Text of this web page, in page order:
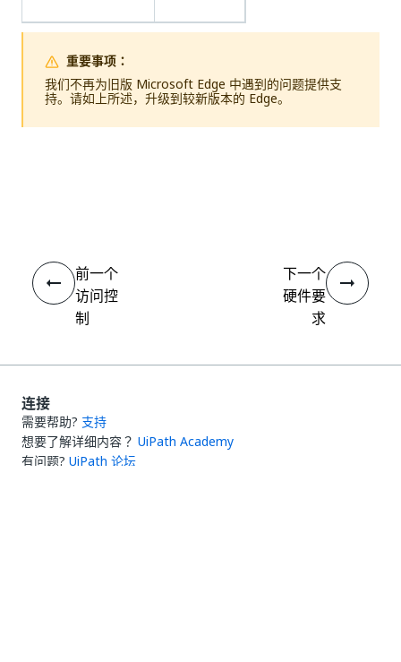
重要事项：
我们不再为旧版 Microsoft Edge 中遇到的问题提供支
持。请如上所述，升级到较新版本的 Edge。
前一个
访问控
制
下一个
硬件要
求
连接
需要帮助? 支持
想要了解详细内容？ UiPath Academy
有问题? UiPath 论坛